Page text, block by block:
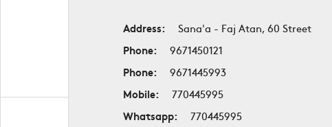
Address:
Sana'a - Faj Atan, 60 Street
Phone:
9671450121
Phone:
9671445993
Mobile:
770445995
Whatsapp:
770445995